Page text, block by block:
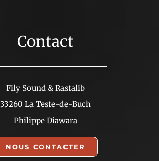
Contact
Fily Sound & Rastalib
33260 La Teste-de-Buch
Philippe Diawara
NOUS CONTACTER